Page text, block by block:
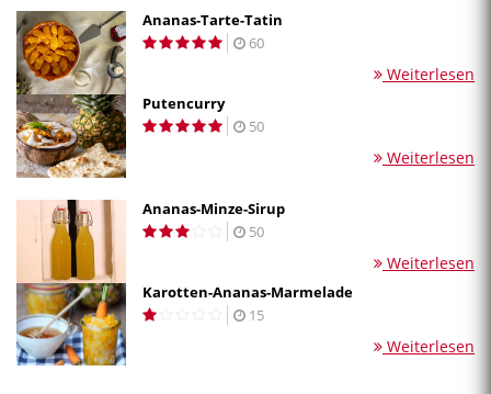
Ananas-Tarte-Tatin
60
Weiterlesen
Putencurry
50
Weiterlesen
Ananas-Minze-Sirup
50
Weiterlesen
Karotten-Ananas-Marmelade
15
Weiterlesen